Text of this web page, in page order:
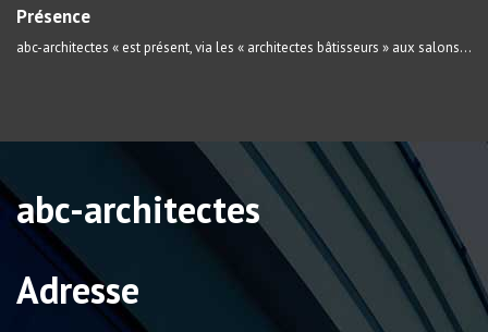
Présence
abc-architectes « est présent, via les « architectes bâtisseurs » aux salons...
abc-architectes
Adresse